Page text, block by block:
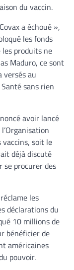
du vaccin.
a échoué »,
les fonds
les produits ne
Maduro, ce sont
versés au
sans rien
avoir lancé
vaccins, soit le
déjà discuté
procurer des
les
déclarations du
10 millions de
bénéficier de
américaines
pouvoir.